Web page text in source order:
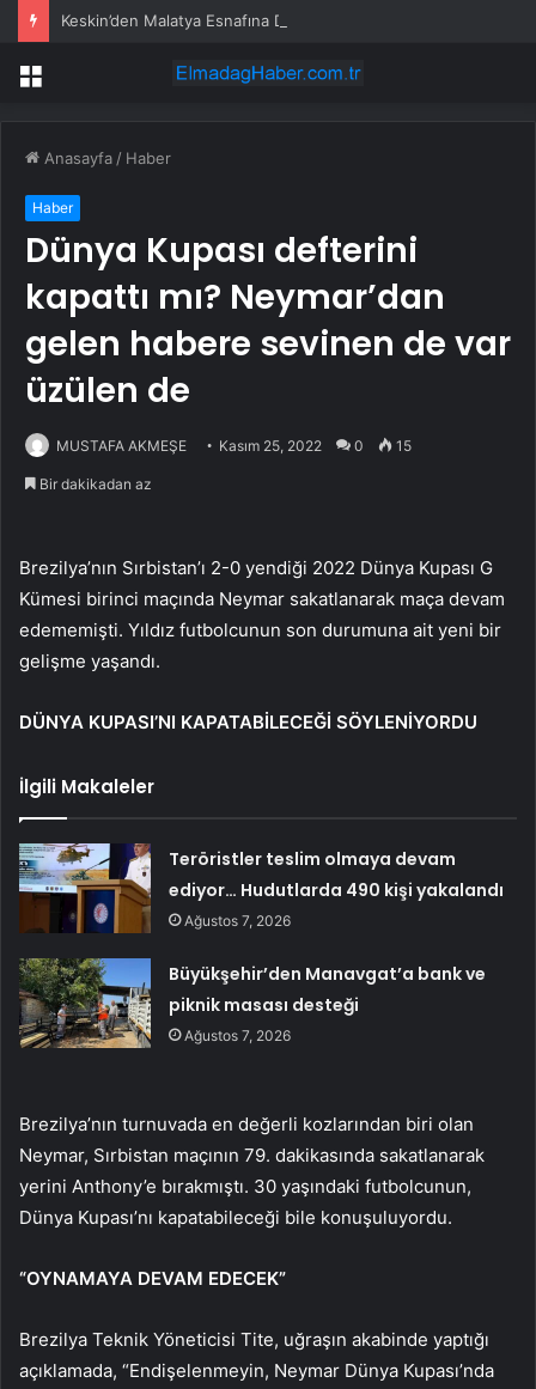
Keskin’den Malatya Esnafına Destek Çağrısı
Menü
Anasayfa / Haber
Haber
Dünya Kupası defterini
kapattı mı? Neymar’dan
gelen habere sevinen de var
üzülen de
MUSTAFA AKMEŞE Kasım 25, 2022 0 15
Bir dakikadan az
Brezilya’nın Sırbistan’ı 2-0 yendiği 2022 Dünya Kupası G
Kümesi birinci maçında Neymar sakatlanarak maça devam
edememişti. Yıldız futbolcunun son durumuna ait yeni bir
gelişme yaşandı.
DÜNYA KUPASI’NI KAPATABİLECEĞİ SÖYLENİYORDU
İlgili Makaleler
Teröristler teslim olmaya devam
ediyor… Hudutlarda 490 kişi yakalandı
Ağustos 7, 2026
Büyükşehir’den Manavgat’a bank ve
piknik masası desteği
Ağustos 7, 2026
Brezilya’nın turnuvada en değerli kozlarından biri olan
Neymar, Sırbistan maçının 79. dakikasında sakatlanarak
yerini Anthony’e bırakmıştı. 30 yaşındaki futbolcunun,
Dünya Kupası’nı kapatabileceği bile konuşuluyordu.
“OYNAMAYA DEVAM EDECEK”
Brezilya Teknik Yöneticisi Tite, uğraşın akabinde yaptığı
açıklamada, “Endişelenmeyin, Neymar Dünya Kupası’nda